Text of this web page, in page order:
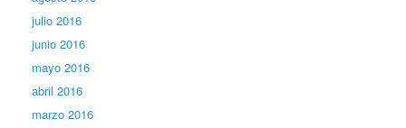
julio 2016
junio 2016
mayo 2016
abril 2016
marzo 2016